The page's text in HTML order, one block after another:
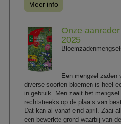
Meer info
Onze
2025
Een mengsel zaden
diverse soorten bloemen is heel
in gebruik. Men zaait het mengsel
rechtstreeks op de plaats van
Dat kan al vanaf eind april. Zaai
een bewerkte grond waarbij van de